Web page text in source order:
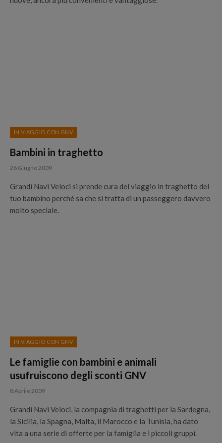
IN VIAGGIO CON GNV
Bambini in traghetto
26 Giugno 2009
Grandi Navi Veloci si prende cura del viaggio in traghetto del
tuo bambino perchè sa che si tratta di un passeggero davvero
molto speciale.
IN VIAGGIO CON GNV
Le famiglie con bambini e animali
usufruiscono degli sconti GNV
8 Aprile 2009
Grandi Navi Veloci, la compagnia di traghetti per la Sardegna,
la Sicilia, la Spagna, Malta, il Marocco e la Tunisia, ha dato
vita a una serie di offerte per la famiglia e i piccoli gruppi.